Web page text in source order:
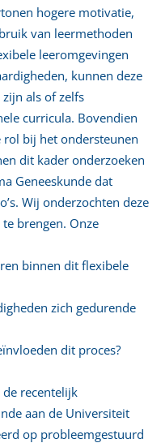
hogere motivatie,
van leermethoden
leeromgevingen
kunnen deze
als of zelfs
curricula. Bovendien
rol bij het ondersteunen
dit kader onderzoeken
Geneeskunde dat
Wij onderzochten deze
te brengen. Onze
binnen dit flexibele
zich gedurende
dit proces?
recentelijk
aan de Universiteit
op probleemgestuurd